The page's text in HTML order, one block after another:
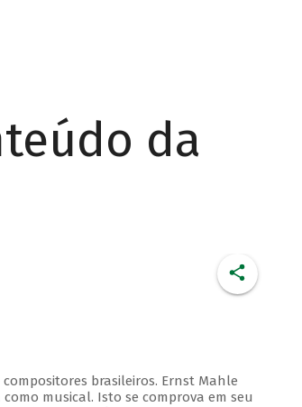
da
brasileiros. Ernst Mahle
musical. Isto se comprova em seu